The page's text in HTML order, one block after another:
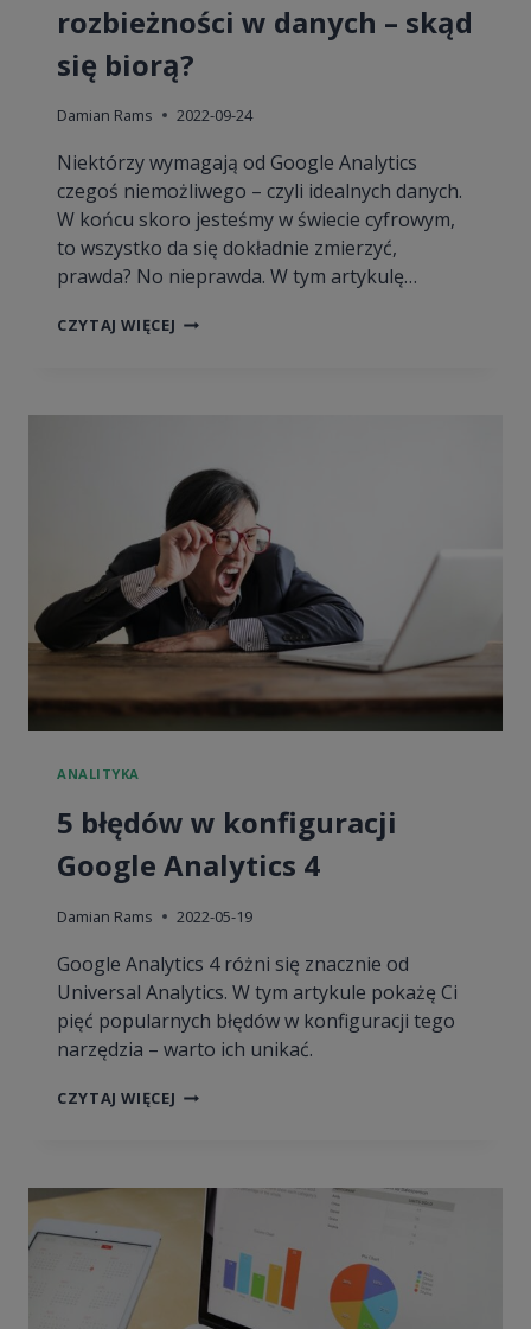
rozbieżności w danych – skąd
się biorą?
Damian Rams 2022-09-24
Niektórzy wymagają od Google Analytics
czegoś niemożliwego – czyli idealnych danych.
W końcu skoro jesteśmy w świecie cyfrowym,
to wszystko da się dokładnie zmierzyć,
prawda? No nieprawda. W tym artykulę…
CZYTAJ WIĘCEJ GOOGLE
DANYCH
–
SKĄD
SIĘ
BIORĄ?
ANALITYKA
5 błędów w konfiguracji
Google Analytics 4
Damian Rams 2022-05-19
Google Analytics 4 różni się znacznie od
Universal Analytics. W tym artykule pokażę Ci
pięć popularnych błędów w konfiguracji tego
narzędzia – warto ich unikać.
CZYTAJ WIĘCEJ
GOOGLE
ANALYTICS